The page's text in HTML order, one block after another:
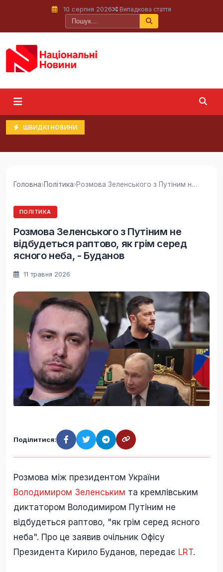
10 серпня 2026 Випадкова стаття
ШВИДКІ НОВИНИ
Головна›Політика› Розмова Зеленського з Путіним не відбудеться...
ПОЛІТИКА
Розмова Зеленського з Путіним не
відбудеться раптово, як грім серед
ясного неба, - Буданов
11 травня 2026
Поділитися:
Розмова між президентом України
Володимиром Зеленським та кремлівським
диктатором Володимиром Путіним не
відбудеться раптово, "як грім серед ясного
неба". Про це заявив очільник Офісу
Президента Кирило Буданов, передає LRT.